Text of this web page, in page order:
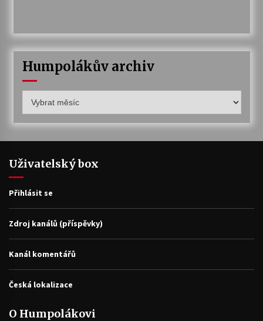
Humpolákův archiv
archiv
Uživatelský box
Přihlásit se
Zdroj kanálů (příspěvky)
Kanál komentářů
Česká lokalizace
O Humpolákovi